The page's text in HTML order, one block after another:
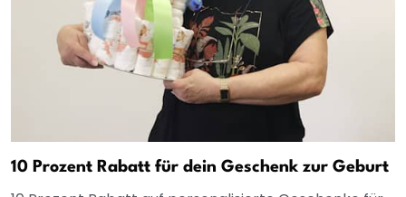
10 Prozent Rabatt für dein Geschenk zur Geburt